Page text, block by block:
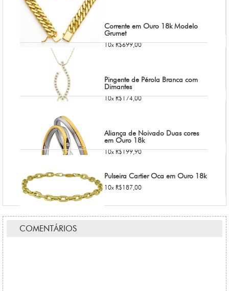
Corrente em Ouro 18k Modelo
Grumet
10x R$699,00
Pingente de Pérola Branca com
Dimantes
10x R$174,00
Aliança de Noivado Duas cores
em Ouro 18k
10x R$199,90
Pulseira Cartier Oca em Ouro 18k
10x R$187,00
COMENTÁRIOS